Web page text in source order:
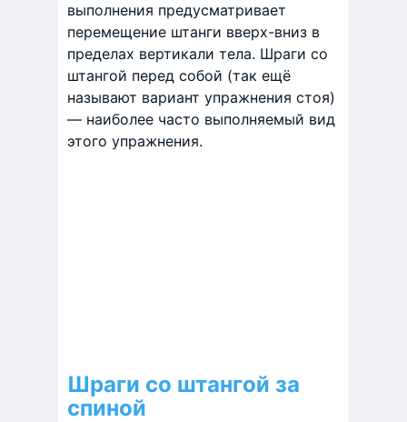
выполнения предусматривает
перемещение штанги вверх-вниз в
пределах вертикали тела. Шраги со
штангой перед собой (так ещё
называют вариант упражнения стоя)
— наиболее часто выполняемый вид
этого упражнения.
Шраги со штангой за
спиной